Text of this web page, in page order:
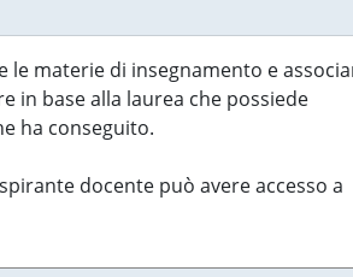
materie di insegnamento e
in base alla laurea che possiede
ha conseguito.
docente può avere accesso a